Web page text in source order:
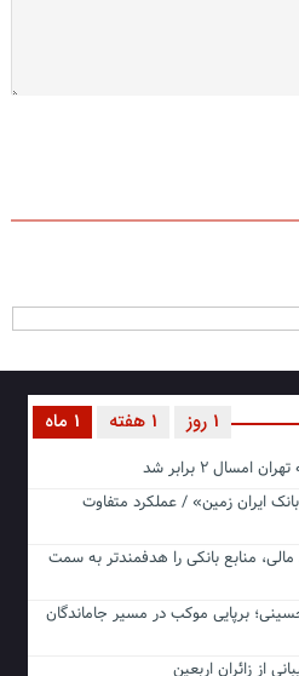
1 ماه 1 هفته 1 روز
۲ برابر شد
ایران زمین» / عملکرد متفاوت
مالی، منابع بانکی را هدفمندتر به سمت
برپایی موکب در مسیر جاماندگان
از زائران اربعین